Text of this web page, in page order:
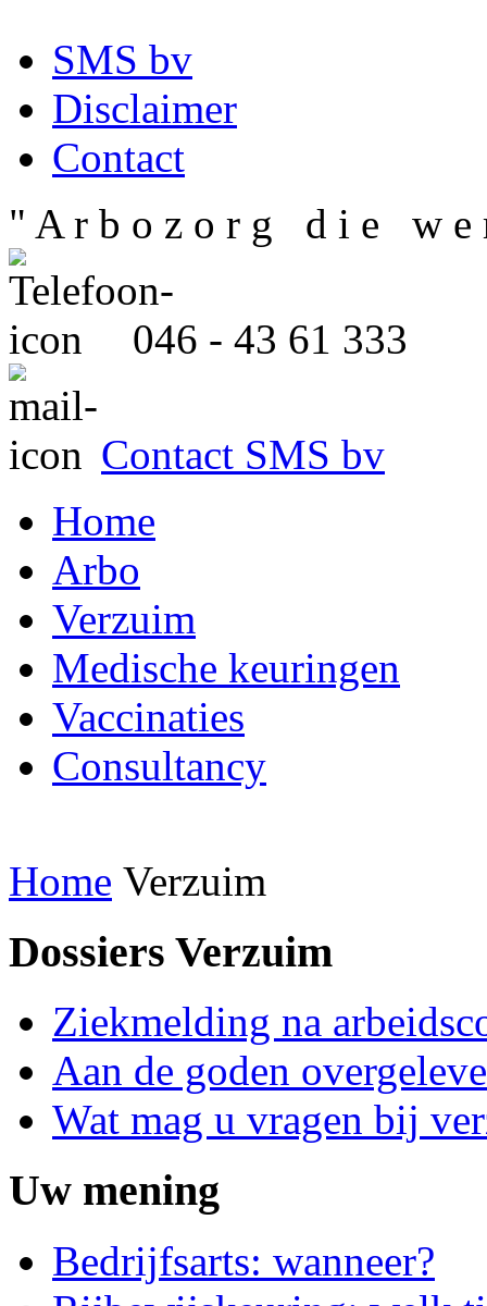
SMS bv
Disclaimer
Contact
" A r b o z o r g d i e w e
046 - 43 61 333
Contact SMS bv
Home
Arbo
Verzuim
Medische keuringen
Vaccinaties
Consultancy
Home Verzuim
Dossiers Verzuim
Ziekmelding na
Aan de goden
Wat mag u vragen bij
Uw mening
Bedrijfsarts: wanneer?